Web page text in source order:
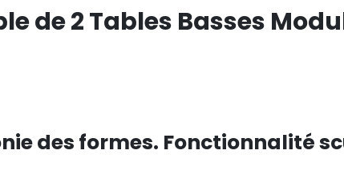
de 2 Tables Basses
des formes. Fonctionnalité